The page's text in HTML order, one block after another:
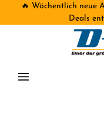
🔥 Wöchentlich neue
Deals